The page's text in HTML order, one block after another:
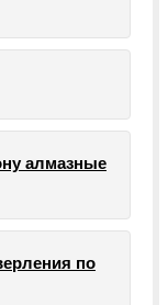
алмазные
по